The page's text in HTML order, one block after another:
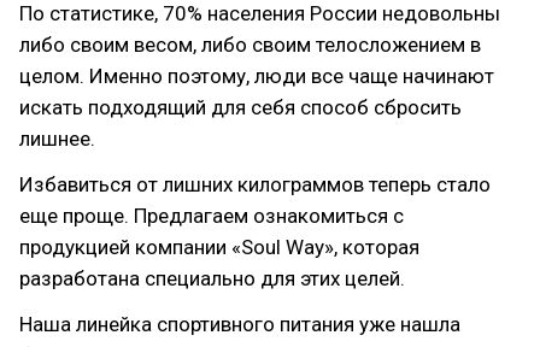
По статистике, 70% населения России недовольны
либо своим весом, либо своим телосложением в
целом. Именно поэтому, люди все чаще начинают
искать подходящий для себя способ сбросить
лишнее.
Избавиться от лишних килограммов теперь стало
еще проще. Предлагаем ознакомиться с
продукцией компании «Soul Way», которая
разработана специально для этих целей.
Наша линейка спортивного питания уже нашла